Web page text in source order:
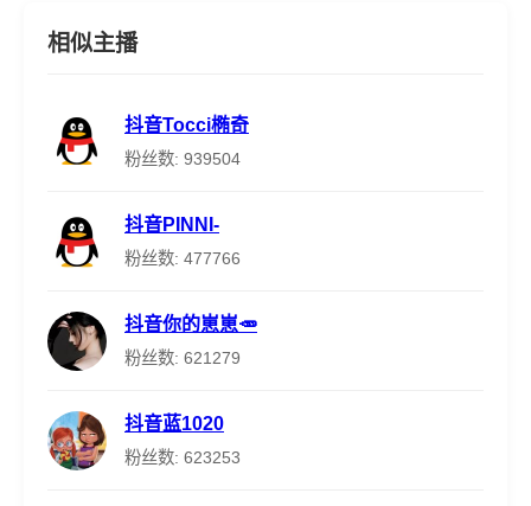
相似主播
抖音Tocci椭奇
粉丝数: 939504
抖音PINNI-
粉丝数: 477766
抖音你的崽崽🥕
粉丝数: 621279
抖音蓝1020
粉丝数: 623253